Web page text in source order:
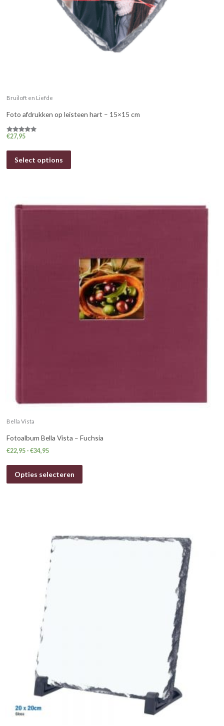
Bruiloft en Liefde
Foto afdrukken op leisteen hart – 15×15 cm
Gewaardeerd
€27,95
Select options
Bella Vista
Fotoalbum Bella Vista – Fuchsia
€22,95 - €34,95
Opties selecteren